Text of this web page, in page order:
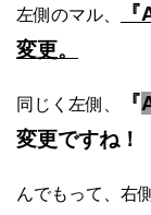
左側のマル、
変更。
同じく左側、 『
変更ですね！
んでもって、右